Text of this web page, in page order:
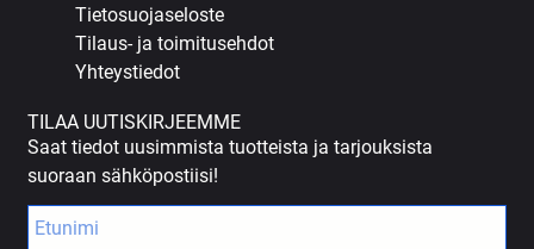
Tietosuojaseloste
Tilaus- ja toimitusehdot
Yhteystiedot
TILAA UUTISKIRJEEMME
Saat tiedot uusimmista tuotteista ja tarjouksista
suoraan sähköpostiisi!